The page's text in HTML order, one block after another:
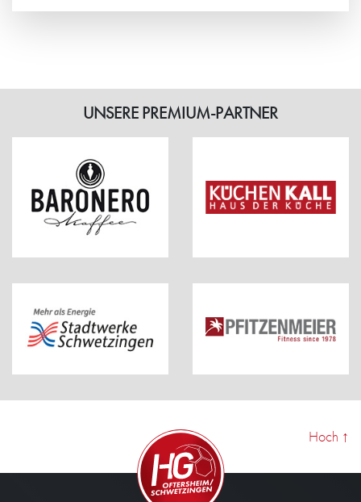
UNSERE PREMIUM-PARTNER
Hoch ↑